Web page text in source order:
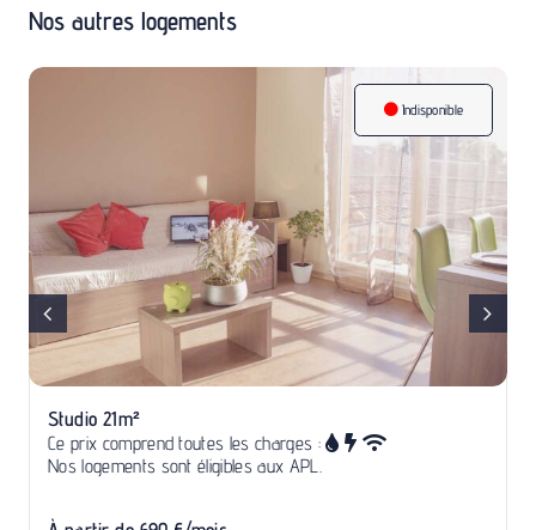
Nos autres logements
Indisponible
Studio 21m²
Ce prix comprend toutes les charges :
Nos logements sont éligibles aux APL.